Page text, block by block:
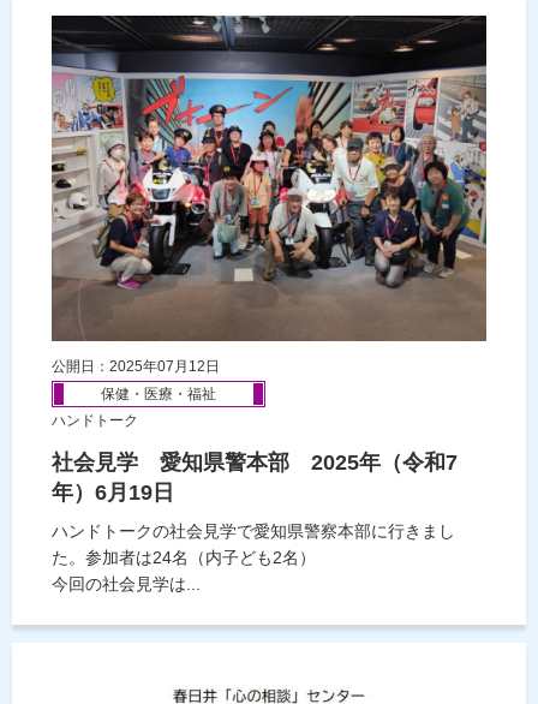
公開日：2025年07月12日
保健・医療・福祉
ハンドトーク
社会見学 愛知県警本部 2025年（令和7
年）6月19日
ハンドトークの社会見学で愛知県警察本部に行きまし
た。参加者は24名（内子ども2名）
今回の社会見学は...